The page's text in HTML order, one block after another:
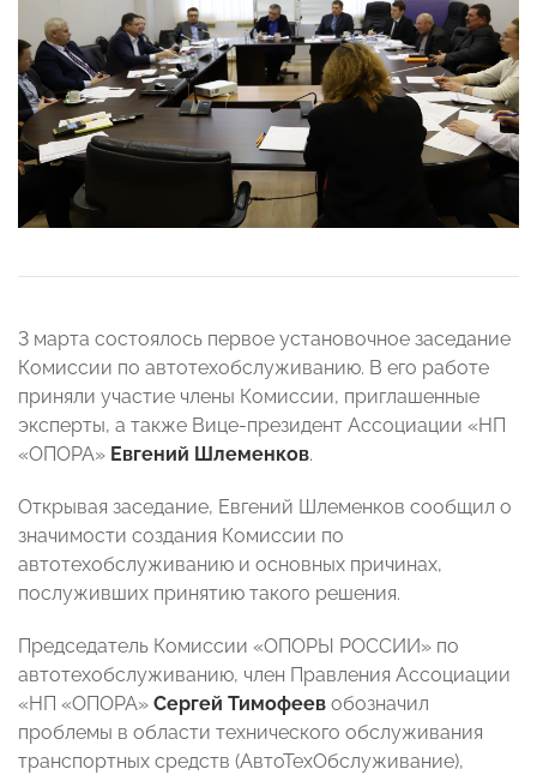
3 марта состоялось первое установочное заседание
Комиссии по автотехобслуживанию. В его работе
приняли участие члены Комиссии, приглашенные
эксперты, а также Вице-президент Ассоциации «НП
«ОПОРА» Евгений Шлеменков.
Открывая заседание, Евгений Шлеменков сообщил о
значимости создания Комиссии по
автотехобслуживанию и основных причинах,
послуживших принятию такого решения.
Председатель Комиссии «ОПОРЫ РОССИИ» по
автотехобслуживанию, член Правления Ассоциации
«НП «ОПОРА» Сергей Тимофеев обозначил
проблемы в области технического обслуживания
транспортных средств (АвтоТехОбслуживание),